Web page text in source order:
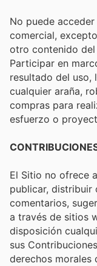
No puede
comercial,
otro contenido
Participar en
resultado del uso,
cualquier araña,
compras para
esfuerzo o
El Sitio no ofrece
publicar, distribuir
comentarios,
a través de sitios
disposición
sus
derechos morales